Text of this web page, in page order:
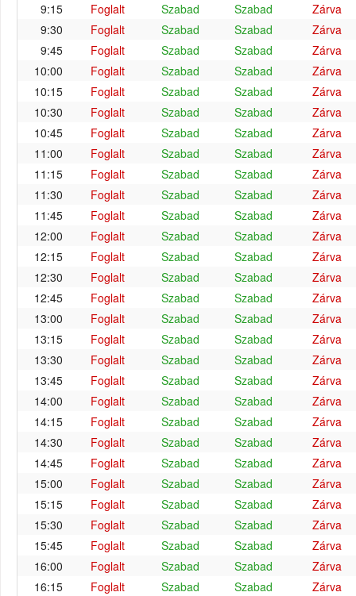
9:15
Foglalt Szabad Szabad
Zárva
9:30
Foglalt Szabad Szabad
Zárva
9:45
Foglalt Szabad Szabad
Zárva
10:00
Foglalt Szabad Szabad
Zárva
10:15
Foglalt Szabad Szabad
Zárva
10:30
Foglalt Szabad Szabad
Zárva
10:45
Foglalt Szabad Szabad
Zárva
11:00
Foglalt Szabad Szabad
Zárva
11:15
Foglalt Szabad Szabad
Zárva
11:30
Foglalt Szabad Szabad
Zárva
11:45
Foglalt Szabad Szabad
Zárva
12:00
Foglalt Szabad Szabad
Zárva
12:15
Foglalt Szabad Szabad
Zárva
12:30
Foglalt Szabad Szabad
Zárva
12:45
Foglalt Szabad Szabad
Zárva
13:00
Foglalt Szabad Szabad
Zárva
13:15
Foglalt Szabad Szabad
Zárva
13:30
Foglalt Szabad Szabad
Zárva
13:45
Foglalt Szabad Szabad
Zárva
14:00
Foglalt Szabad Szabad
Zárva
14:15
Foglalt Szabad Szabad
Zárva
14:30
Foglalt Szabad Szabad
Zárva
14:45
Foglalt Szabad Szabad
Zárva
15:00
Foglalt Szabad Szabad
Zárva
15:15
Foglalt Szabad Szabad
Zárva
15:30
Foglalt Szabad Szabad
Zárva
15:45
Foglalt Szabad Szabad
Zárva
16:00
Foglalt Szabad Szabad
Zárva
16:15
Foglalt Szabad Szabad
Zárva